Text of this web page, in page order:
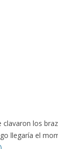
clavaron los
llegaría el